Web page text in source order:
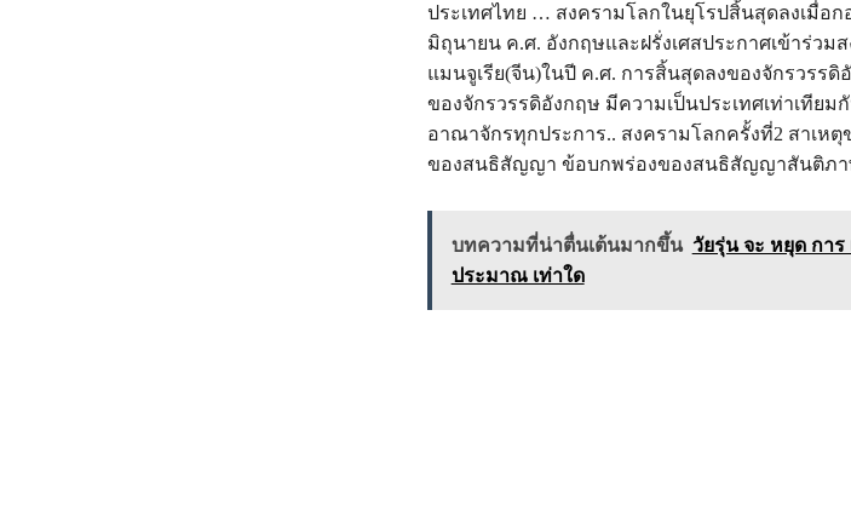
ประเทศไทย … สงครามโลกในยุโรปสิ้นสุดลงเมื่อ
มิถุนายน ค.ศ. อังกฤษและฝรั่งเศสประกาศเข้าร่ว
แมนจูเรีย(จีน)ในปี ค.ศ. การสิ้นสุดลงของจักรวรร
ของจักรวรรดิอังกฤษ มีความเป็นประเทศเท่าเทีย
อาณาจักรทุกประการ.. สงครามโลกครั้งที่2 สาเห
ของสนธิสัญญา ข้อบกพร่องของสนธิสัญญาสันติภา
บทความที่น่าตื่นเต้นมากขึ้น วัยรุ่น จะ หยุด การ
ประมาณ เท่าใด